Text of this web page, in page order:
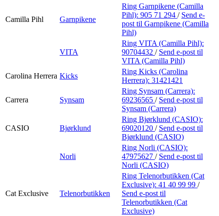
Camilla Pihl Garnpikene
Ring Garnpikene (Camilla
Pihl): 905 71 294 / Send e-
post til Garnpikene (Camilla
Pihl)
VITA
Ring VITA (Camilla Pihl):
90704432 / Send e-post til
VITA (Camilla Pihl)
Carolina Herrera Kicks
Ring Kicks (Carolina
Herrera): 31421421
Carrera Synsam
Ring Synsam (Carrera):
69236565 / Send e-post til
Synsam (Carrera)
CASIO Bjørklund
Ring Bjørklund (CASIO):
69020120 / Send e-post til
Bjørklund (CASIO)
Norli
Ring Norli (CASIO):
47975627 / Send e-post til
Norli (CASIO)
Cat Exclusive Telenorbutikken
Ring Telenorbutikken (Cat
Exclusive): 41 40 99 99 /
Send e-post til
Telenorbutikken (Cat
Exclusive)